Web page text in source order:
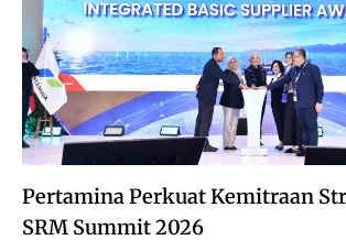
Pertamina Perkuat Kemitraan
SRM Summit 2026